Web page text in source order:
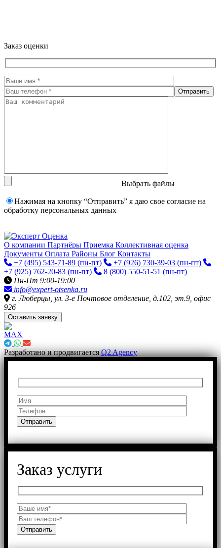
Заказ оценки
Выбрать файлы
Нажимая на кнопку “Отправить” я даю свое согласие на
обработку персональных данных
О компании Партнёры Приемка Коллективная оценка
Документы Оплата Районы Блог Контакты
+7 (495) 543-71-89 (пн-пт) +7 (926) 730-39-03 (пн-пт)
+7 (925) 762-20-83 (пн-пт) 8 (800) 550-51-51 (пн-пт)
Пн-Пт 9:00-19:00
info@expert-otsenka.ru
г. Люберцы, ул. 3-е Почтовое отделение, д.102, эт.9, офис
926
Оставить заявку
Разработано и продвигаетсяQ2 Agency
Заказ услуги